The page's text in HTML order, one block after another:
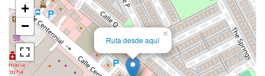
Ruta desde aquí
×
+
−